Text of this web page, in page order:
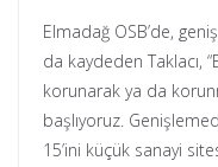
Elmadağ OSB’de,
da kaydeden Taklacı,
korunarak ya da
başlıyoruz.
15’ini küçük sanayi